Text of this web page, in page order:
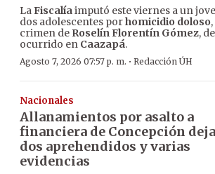
LaFiscalíaimputó este viernes a un
dos adolescentes porhomicidio doloso
crimen de Roselín Florentín Gómez,
ocurrido en Caazapá.
Agosto 7, 2026 07:57 p. m. · Redacción ÚH
Nacionales
Allanamientos por asalto a
financiera de Concepción deja
dos aprehendidos y varias
evidencias